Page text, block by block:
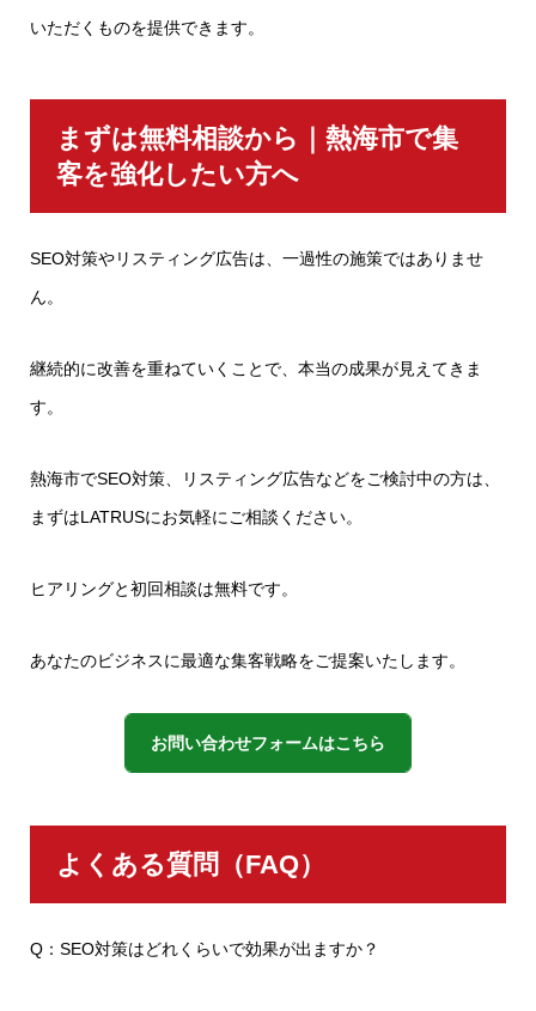
いただくものを提供できます。
まずは無料相談から｜熱海市で集
客を強化したい方へ
SEO対策やリスティング広告は、一過性の施策ではありませ
ん。
継続的に改善を重ねていくことで、本当の成果が見えてきま
す。
熱海市でSEO対策、リスティング広告などをご検討中の方は、
まずはLATRUSにお気軽にご相談ください。
ヒアリングと初回相談は無料です。
あなたのビジネスに最適な集客戦略をご提案いたします。
お問い合わせフォームはこちら
よくある質問（FAQ）
Q：SEO対策はどれくらいで効果が出ますか？